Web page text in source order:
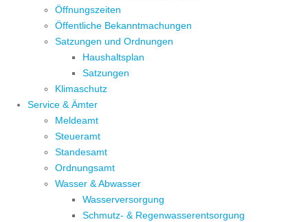
Öffnungszeiten
Öffentliche Bekanntmachungen
Satzungen und Ordnungen
Haushaltsplan
Satzungen
Klimaschutz
Service & Ämter
Meldeamt
Steueramt
Standesamt
Ordnungsamt
Wasser & Abwasser
Wasserversorgung
Schmutz- & Regenwasserentsorgung